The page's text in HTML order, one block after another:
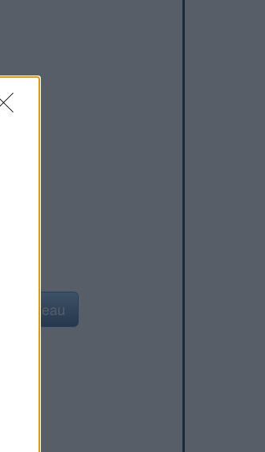
d'eau